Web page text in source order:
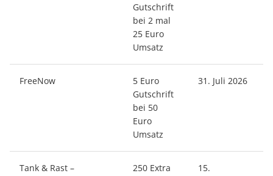
Gutschrift
bei 2 mal
25 Euro
Umsatz
FreeNow
5 Euro
Gutschrift
bei 50
Euro
Umsatz
31. Juli 2026
Tank & Rast –
250 Extra
15.